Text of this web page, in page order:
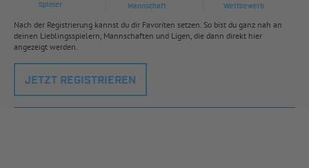
Spieler Mannschaft Wettbewerb
Nach der Registrierung kannst du dir Favoriten setzen. So bist du ganz nah an
deinen Lieblingsspielern, Mannschaften und Ligen, die dann direkt hier
angezeigt werden.
JETZT REGISTRIEREN